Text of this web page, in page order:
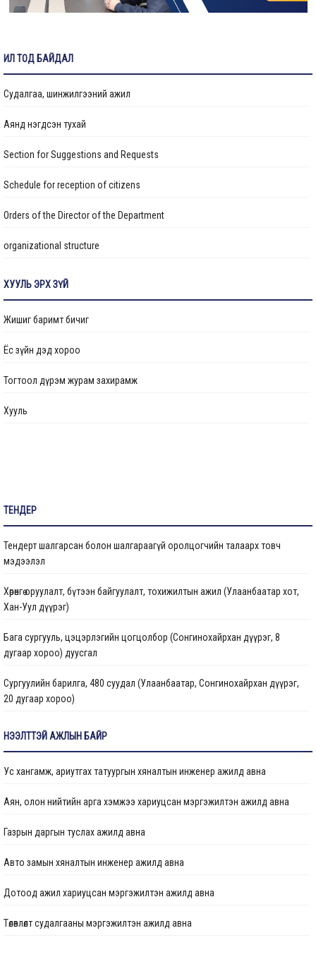
Ус хангамж, ариутгах татуургын хяналтын инженер ажилд авна
ИЛ ТОД БАЙДАЛ
Судалгаа, шинжилгээний ажил
Аянд нэгдсэн тухай
Section for Suggestions and Requests
Schedule for reception of citizens
Orders of the Director of the Department
organizational structure
Бараа ажил үйлчилгээ
Газрын даргын тушаал
Барилгын ажлын мэдээ
Санхүүжилтийн мэдээлэл
ХУУЛЬ ЭРХ ЗҮЙ
Жишиг баримт бичиг
Ёс зүйн дэд хороо
Тогтоол дүрэм журам захирамж
Хууль
ТЕНДЕР
Тендерт шалгарсан болон шалгараагүй оролцогчийн талаарх товч
мэдээлэл
Хөрөнгө оруулалт, бүтээн байгуулалт, тохижилтын ажил (Улаанбаатар хот,
Хан-Уул дүүрэг)
Бага сургууль, цэцэрлэгийн цогцолбор (Сонгинохайрхан дүүрэг, 8
дугаар хороо) дуусгал
Сургуулийн барилга, 480 суудал (Улаанбаатар, Сонгинохайрхан дүүрэг,
20 дугаар хороо)
Цэцэрлэгийн барилга, 150 ор (Улаанбаатар хот, Сонгинохайрхан дүүрэг,
Арьс ширний ажилчдын орон сууцны барилгын их засварын ажил
хороо)
Гамшигт өртсөн 207 дугаар байр (Улаанбаатар хот, Баянзүрх дүүрэг, 26
хүрээнд барилгын зураг төслийг шинэчлэн боловсруулах
“Нийслэлийн Хөрөнгө оруулалтын газар ОНӨААТҮГ” -ын оффисын өрөө болон
НЭЭЛТТЭЙ АЖЛЫН БАЙР
Ус хангамж, ариутгах татуургын хяналтын инженер ажилд авна
Аян, олон нийтийн арга хэмжээ хариуцсан мэргэжилтэн ажилд авна
Газрын даргын туслах ажилд авна
Авто замын хяналтын инженер ажилд авна
Дотоод ажил хариуцсан мэргэжилтэн ажилд авна
Төлөвлөлт судалгааны мэргэжилтэн ажилд авна